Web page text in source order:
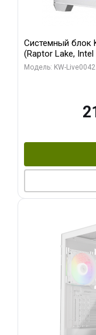
Системный блок
(Raptor Lake,
Gigabyte RTX5060
Модель: KW-Live0042